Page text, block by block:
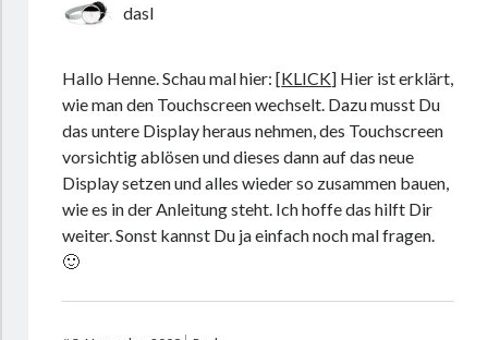
dasI
Hallo Henne. Schau mal hier: [KLICK] Hier ist erklärt,
wie man den Touchscreen wechselt. Dazu musst Du
das untere Display heraus nehmen, des Touchscreen
vorsichtig ablösen und dieses dann auf das neue
Display setzen und alles wieder so zusammen bauen,
wie es in der Anleitung steht. Ich hoffe das hilft Dir
weiter. Sonst kannst Du ja einfach noch mal fragen.
🙂